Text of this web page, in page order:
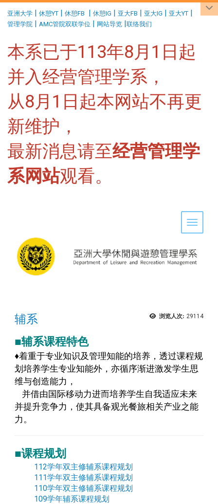
亚洲大学 | 休憩YT | 休憩FB | 休憩IG | 亚大FB | 亚大IG | 亚大YT |
管理学院 | AMC管院双联学位 | 网站导览 |联络我们
本系已于113年8月1日起
并入经营管理学系，
从8月1日起本网站不再更
新维护，
最新消息请至经营管理学
系网站观看。
Toggle
浏览人次: 29114
辅系
■辅系课程特色
♦着重于专业知识及管理知能的培养，透过课程规
划培养学生专业知能外，亦循序渐进激发学生思
维与创造能力，
并借由国际移动力进而培养学生自我适应未来
并提升竞争力，使其具备观光餐旅相关产业之能
力。
■课程规划
112学年双主修辅系课程规划
111学年双主修辅系课程规划
110学年双主修辅系课程规划
109学年辅系课程规划